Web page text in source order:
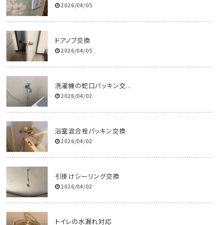
2026/04/05
ドアノブ交換
2026/04/05
洗濯機の蛇口パッキン交...
2026/04/02
浴室混合栓パッキン交換
2026/04/02
引掛けシーリング交換
2026/04/02
トイレの水漏れ対応